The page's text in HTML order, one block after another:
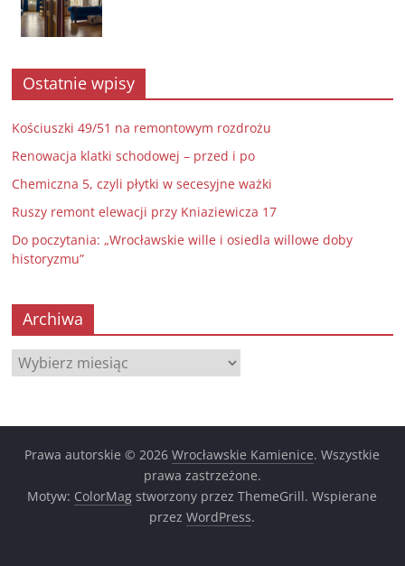
Ostatnie wpisy
Kościuszki 49/51 na remontowym rozdrożu
Renowacja klatki schodowej – przed i po
Chemiczna 5, czyli płytki w secesyjne ważki
Ruszy remont elewacji przy Kniaziewicza 17
Do poczytania: „Wrocławskie wille i osiedla willowe doby
historyzmu”
Archiwa
Archiwa
Prawa autorskie © 2026Wrocławskie Kamienice. Wszystkie
prawa zastrzeżone.
Motyw: ColorMag stworzony przez ThemeGrill. Wspierane
przezWordPress.